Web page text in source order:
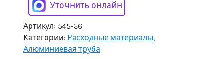
Уточнить онлайн
Артикул: 545-36
Категории: Расходные материалы,
Алюминиевая труба